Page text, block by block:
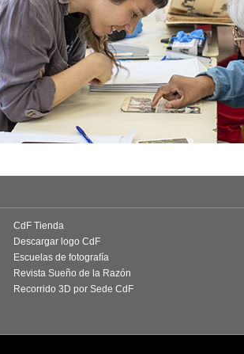
CdF Tienda
Descargar logo CdF
Escuelas de fotografía
Revista Sueño de la Razón
Recorrido 3D por Sede CdF